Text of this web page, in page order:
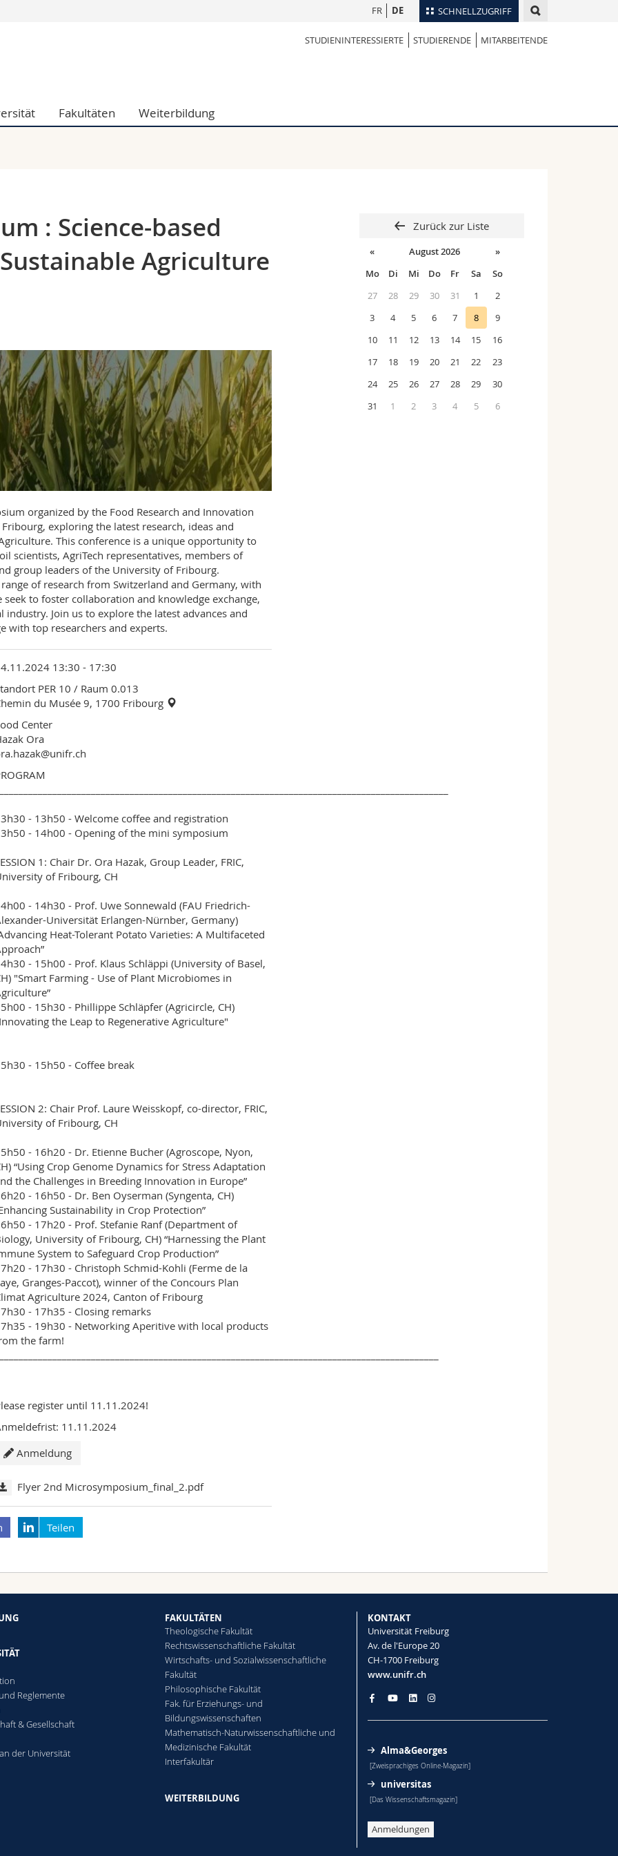
SCHNELLZUGRIFF
und Bildungswissenschaften
Mitarbeitende
Personenverzeichnis
Vorlesungsverzeichnis
FR DE
STUDIENINTERESSIERTE STUDIERENDE MITARBEITENDE
Fakultäten Weiterbildung
: Science-based
Agriculture
organized by the Food Research and Innovation
exploring the latest research, ideas and
This conference is a unique opportunity to
scientists, AgriTech representatives, members of
group leaders of the University of Fribourg.
of research from Switzerland and Germany, with
to foster collaboration and knowledge exchange,
Join us to explore the latest advances and
with top researchers and experts.
13:30 - 17:30
PER 10 / Raum 0.013
du Musée 9, 1700 Fribourg
Center
Ora
- 13h50 - Welcome coffee and registration
- 14h00 - Opening of the mini symposium
1: Chair Dr. Ora Hazak, Group Leader, FRIC,
of Fribourg, CH
- 14h30 - Prof. Uwe Sonnewald (FAU Friedrich-
Universität Erlangen-Nürnber, Germany)
Heat-Tolerant Potato Varieties: A Multifaceted
- 15h00 - Prof. Klaus Schläppi (University of Basel,
"Smart Farming - Use of Plant Microbiomes in
- 15h30 - Phillippe Schläpfer (Agricircle, CH)
the Leap to Regenerative Agriculture"
- 15h50 - Coffee break
2: Chair Prof. Laure Weisskopf, co-director, FRIC,
of Fribourg, CH
- 16h20 - Dr. Etienne Bucher (Agroscope, Nyon,
“Using Crop Genome Dynamics for Stress Adaptation
the Challenges in Breeding Innovation in Europe”
- 16h50 - Dr. Ben Oyserman (Syngenta, CH)
Sustainability in Crop Protection”
- 17h20 - Prof. Stefanie Ranf (Department of
University of Fribourg, CH) “Harnessing the Plant
System to Safeguard Crop Production”
- 17h30 - Christoph Schmid-Kohli (Ferme de la
Granges-Paccot), winner of the Concours Plan
Agriculture 2024, Canton of Fribourg
- 17h35 - Closing remarks
- 19h30 - Networking Aperitive with local products
the farm!
register until 11.11.2024!
11.11.2024
Anmeldung
Flyer 2nd Microsymposium_final_2.pdf
Teilen
Zurück zur Liste
« August 2026
»
Mo
Di Mi Do Fr Sa
So
27
28 29 30 31 1
2
3
4 5 6 7 8
9
10
11 12 13 14 15
16
17
18 19 20 21 22
23
24
25 26 27 28 29
30
31
1 2 3 4 5 6
Reglemente
& Gesellschaft
der Universität
FAKULTÄTEN
Theologische Fakultät
Rechtswissenschaftliche Fakultät
Wirtschafts- und Sozialwissenschaftliche
Fakultät
Philosophische Fakultät
Fak. für Erziehungs- und
Bildungswissenschaften
Mathematisch-Naturwissenschaftliche und
Medizinische Fakultät
Interfakultär
WEITERBILDUNG
KONTAKT
Universität Freiburg
Av. de l'Europe 20
CH-1700 Freiburg
www.unifr.ch
Alma&Georges
[Zweisprachiges Online-Magazin]
universitas
[Das Wissenschaftsmagazin]
Anmeldungen